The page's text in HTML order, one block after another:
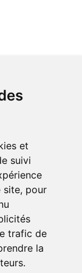
et
suivi
site, pour
trafic de
la
à Amiens
là rapidement
souhaitent de